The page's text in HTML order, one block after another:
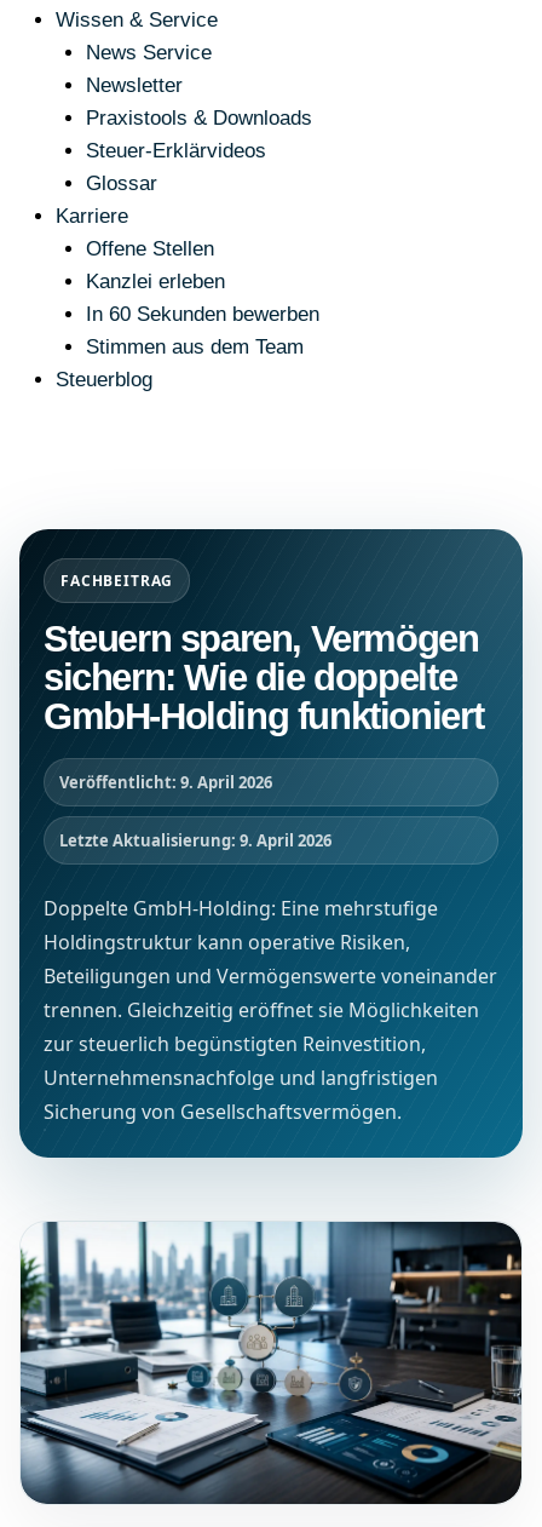
Wissen & Service
News Service
Newsletter
Praxistools & Downloads
Steuer-Erklärvideos
Glossar
Karriere
Offene Stellen
Kanzlei erleben
In 60 Sekunden bewerben
Stimmen aus dem Team
Steuerblog
FACHBEITRAG
Steuern sparen, Vermögen
sichern: Wie die doppelte
GmbH-Holding funktioniert
Veröffentlicht: 9. April 2026
Letzte Aktualisierung: 9. April 2026
Doppelte GmbH-Holding: Eine mehrstufige
Holdingstruktur kann operative Risiken,
Beteiligungen und Vermögenswerte voneinander
trennen. Gleichzeitig eröffnet sie Möglichkeiten
zur steuerlich begünstigten Reinvestition,
Unternehmensnachfolge und langfristigen
Sicherung von Gesellschaftsvermögen.